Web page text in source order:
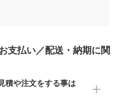
支払い／配送・納期に関
積や注文をする事は